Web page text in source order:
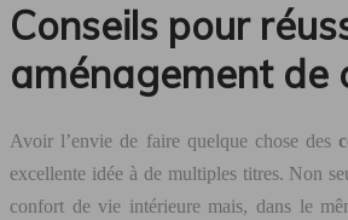
Conseils pour
aménagement de
Avoir l’envie de faire quelque chose des
excellente idée à de multiples titres. Non
confort de vie intérieure mais, dans le